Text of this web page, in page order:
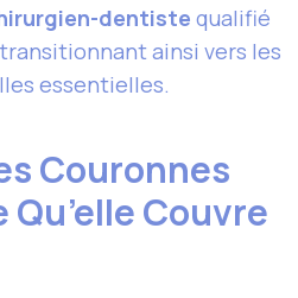
dentiste qualifié
ainsi vers les
essentielles.
Couronnes
Couvre